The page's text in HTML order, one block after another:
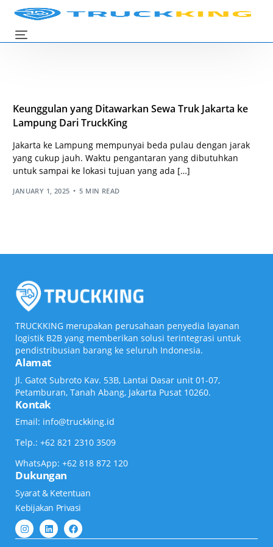
Keunggulan yang Ditawarkan Sewa Truk Jakarta ke
Lampung Dari TruckKing
Jakarta ke Lampung mempunyai beda pulau dengan jarak
yang cukup jauh. Waktu pengantaran yang dibutuhkan
untuk sampai ke lokasi tujuan yang ada […]
JANUARY 1, 2025 5 MIN READ
TRUCKKING merupakan perusahaan penyedia layanan
logistik B2B yang memberikan solusi terintegrasi untuk
pendistribusian barang ke seluruh Indonesia.
Alamat
Jl. Gatot Subroto Kav. 53B, Lantai Dasar unit 01-07,
Petamburan, Tanah Abang, Jakarta Pusat 10260.
Kontak
Email: info@truckking.id
Telp.: +62 821 2310 3509
WhatsApp: +62 818 872 120
Dukungan
Syarat & Ketentuan
Kebijakan Privasi